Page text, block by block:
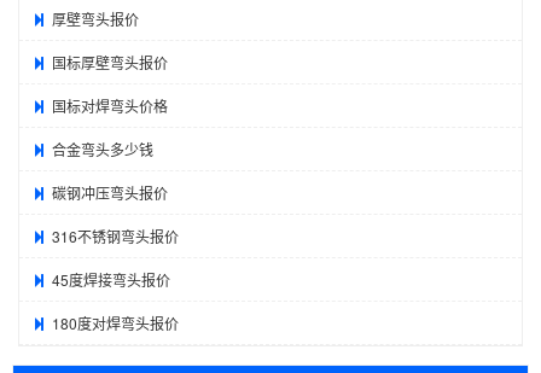
厚壁弯头报价
国标厚壁弯头报价
国标对焊弯头价格
合金弯头多少钱
碳钢冲压弯头报价
316不锈钢弯头报价
45度焊接弯头报价
180度对焊弯头报价